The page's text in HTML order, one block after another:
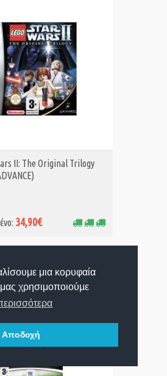
μια κορυφαία
χρησιμοποιούμε
Αποδοχή
ΙΙ: The Original Trilogy
34,90€